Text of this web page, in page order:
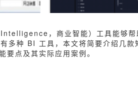
，商业智能）工具能够帮
多种 BI 工具，本文将简要介绍几款
点及其实际应用案例。